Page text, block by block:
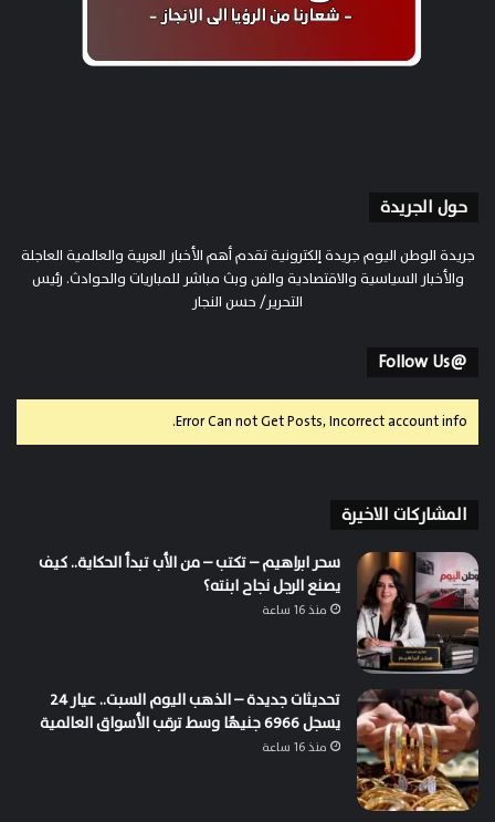
حول الجريدة
جريدة الوطن اليوم جريدة إلكترونية تقدم أهم الأخبار العربية والعالمية العاجلة
والأخبار السياسية والاقتصادية والفن وبث مباشر للمباريات والحوادث. رئيس
التحرير/ حسن النجار
@Follow Us
Error Can not Get Posts, Incorrect account info.
المشاركات الاخيرة
سحر ابراهيم – تكتب – من الأب تبدأ الحكاية.. كيف
يصنع الرجل نجاح ابنته؟
منذ 16 ساعة
تحديثات جديدة – الذهب اليوم السبت.. عيار 24
يسجل 6966 جنيهًا وسط ترقب الأسواق العالمية
منذ 16 ساعة